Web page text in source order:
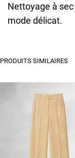
Nettoyage à
mode délicat.
PRODUITS SIMILAIRES